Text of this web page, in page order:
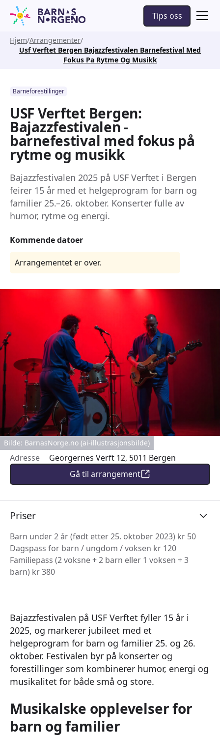
Tips oss
Hjem Arrangementer
Usf Verftet Bergen Bajazzfestivalen Barnefestival Med
Fokus Pa Rytme Og Musikk
Barneforestillinger
USF Verftet Bergen:
Bajazzfestivalen -
barnefestival med fokus på
rytme og musikk
Bajazzfestivalen 2025 på USF Verftet i Bergen
feirer 15 år med et helgeprogram for barn og
familier 25.–26. oktober. Konserter fulle av
humor, rytme og energi.
Kommende datoer
Arrangementet er over.
Bilde: BarnasNorge.no (ai-illustrasjonsbilde)
Adresse
Georgernes Verft 12, 5011 Bergen
Gå til arrangement
Priser
Barn under 2 år (født etter 25. oktober 2023) kr 50
Dagspass for barn / ungdom / voksen kr 120
Familiepass (2 voksne + 2 barn eller 1 voksen + 3
barn) kr 380
Bajazzfestivalen på USF Verftet fyller 15 år i
2025, og markerer jubileet med et
helgeprogram for barn og familier 25. og 26.
oktober. Festivalen byr på konserter og
forestillinger som kombinerer humor, energi og
musikalitet for både små og store.
Musikalske opplevelser for
barn og familier